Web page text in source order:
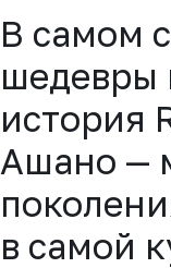
В самом
шедевры
история
Ашано —
в самой